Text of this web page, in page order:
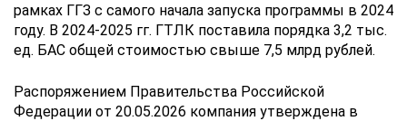
рамках ГГЗ с самого начала запуска программы в 2024
году. В 2024-2025 гг. ГТЛК поставила порядка 3,2 тыс.
ед. БАС общей стоимостью свыше 7,5 млрд рублей.
Распоряжением Правительства Российской
Федерации от 20.05.2026 компания утверждена в